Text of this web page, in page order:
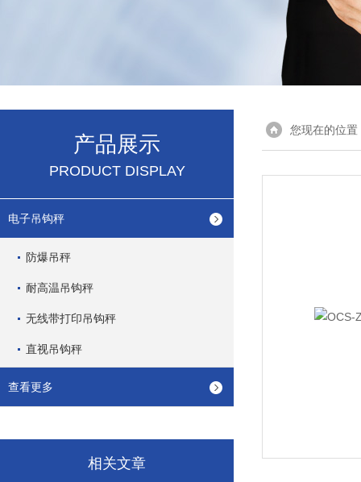
产品展示
PRODUCT DISPLAY
电子吊钩秤
防爆吊秤
耐高温吊钩秤
无线带打印吊钩秤
直视吊钩秤
查看更多
相关文章
您现在的位置